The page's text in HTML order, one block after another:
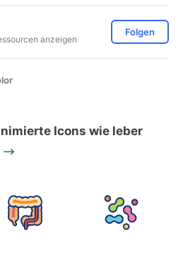
anzeigen
Folgen
Icons wie leber